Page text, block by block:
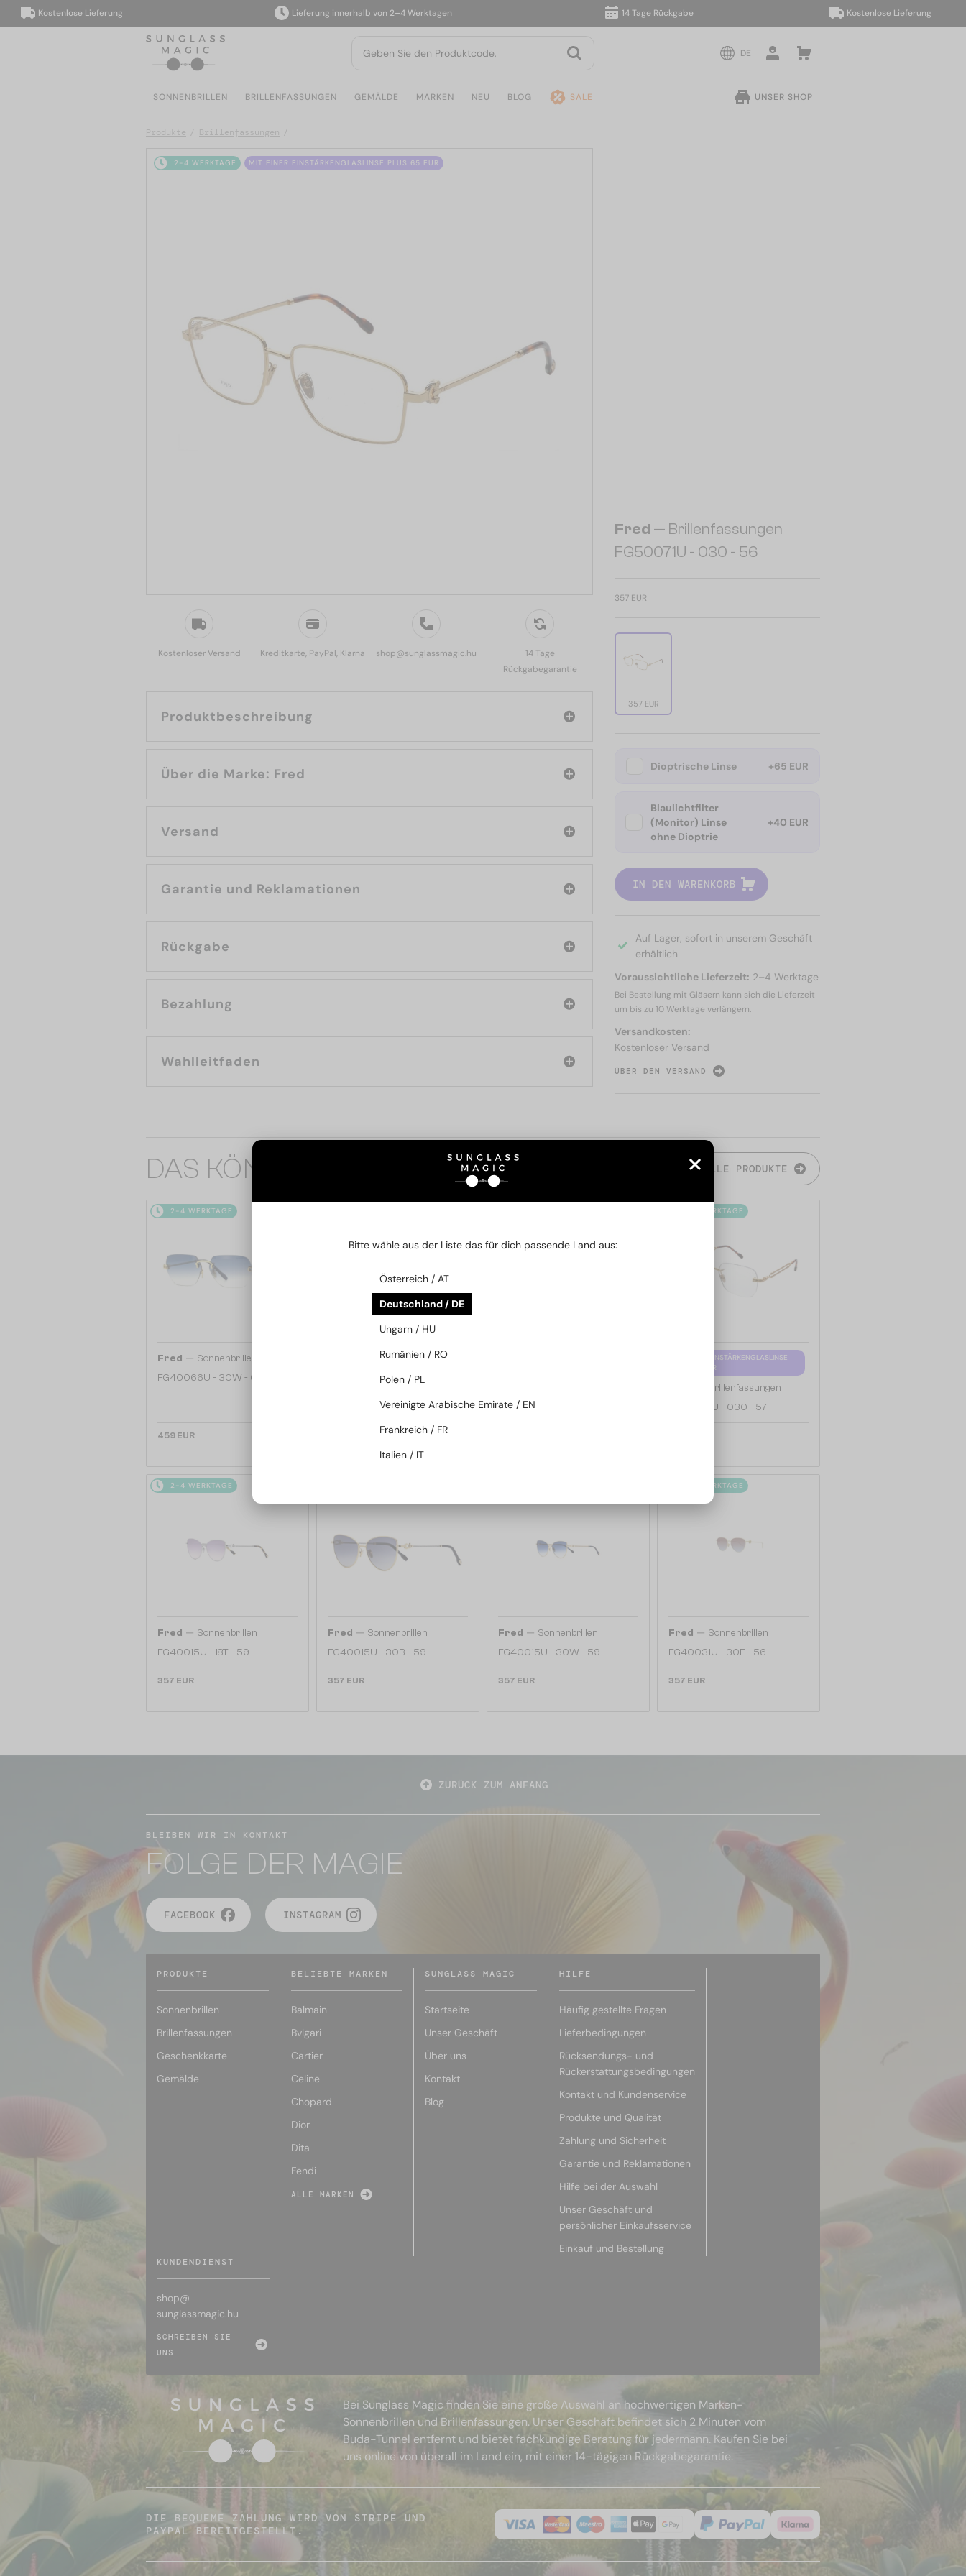
Kostenlose Lieferung Lieferung innerhalb von 2–4 Werktagen 14 Tage Rückgabe Kostenlose Lieferung
DE
SONNENBRILLEN BRILLENFASSUNGEN GEMÄLDE MARKEN NEU BLOG SALE UNSER SHOP
Produkte Brillenfassungen
2-4 WERKTAGE MIT EINER EINSTÄRKENGLASLINSE PLUS 65 EUR
Kostenloser Versand Kreditkarte, PayPal, Klarna shop@sunglassmagic.hu
14 Tage
Rückgabegarantie
Produktbeschreibung
Über die Marke: Fred
Versand
Garantie und Reklamationen
Rückgabe
Bezahlung
Wahlleitfaden
Fred — Brillenfassungen
FG50071U - 030 - 56
357 EUR
357 EUR
Dioptrische Linse +65 EUR
Blaulichtfilter
(Monitor) Linse
ohne Dioptrie
+40 EUR
IN DEN WARENKORB
Auf Lager, sofort in unserem Geschäft
erhältlich
Voraussichtliche Lieferzeit: 2–4 Werktage
Bei Bestellung mit Gläsern kann sich die Lieferzeit
um bis zu 10 Werktage verlängern.
Versandkosten:
Kostenloser Versand
ÜBER DEN VERSAND
DAS KÖNNTE SIE AUCH INTERESSIEREN ALLE PRODUKTE
2-4 WERKTAGE
Fred — Sonnenbrillen
FG40066U - 30W - 60
459 EUR
Sonnenbrillen
FG40064U - 30G - 59
FG50070U - 030 - 57
2-4 WERKTAGE
MIT EINER EINSTÄRKENGLASLINSE
PLUS 65 EUR
Brillenfassungen
FG50074U - 030 - 57
2-4 WERKTAGE
Fred — Sonnenbrillen
FG40015U - 18T - 59
357 EUR
Fred — Sonnenbrillen
FG40015U - 30B - 59
357 EUR
Fred — Sonnenbrillen
FG40015U - 30W - 59
357 EUR
2-4 WERKTAGE
Fred — Sonnenbrillen
FG40031U - 30F - 56
357 EUR
ZURÜCK ZUM ANFANG
BLEIBEN WIR IN KONTAKT
FOLGE DER MAGIE
FACEBOOK INSTAGRAM
PRODUKTE
Sonnenbrillen
Brillenfassungen
Geschenkkarte
Gemälde
BELIEBTE MARKEN
Balmain
Bvlgari
Cartier
Celine
Chopard
Dior
Dita
Fendi
ALLE MARKEN
SUNGLASS MAGIC
Startseite
Unser Geschäft
Über uns
Kontakt
Blog
HILFE
Häufig gestellte Fragen
Lieferbedingungen
Rücksendungs- und
Rückerstattungsbedingungen
Kontakt und Kundenservice
Produkte und Qualität
Zahlung und Sicherheit
Garantie und Reklamationen
Hilfe bei der Auswahl
Unser Geschäft und
persönlicher Einkaufsservice
Einkauf und Bestellung
KUNDENDIENST
shop@
sunglassmagic.hu
SCHREIBEN SIE
UNS
Bei Sunglass Magic finden Sie eine große Auswahl an hochwertigen Marken-
Sonnenbrillen und Brillenfassungen. Unser Geschäft befindet sich 2 Minuten vom
Buda-Tunnel entfernt und bietet fachkundige Beratung für jedermann. Kaufen Sie bei
uns online von überall im Land ein, mit einer 14-tägigen Rückgabegarantie.
DIE BEQUEME ZAHLUNG WIRD VON STRIPE UND
PAYPAL BEREITGESTELLT.
Bitte wähle aus der Liste das für dich passende Land aus:
Österreich / AT
Deutschland / DE
Ungarn / HU
Rumänien / RO
Polen / PL
Vereinigte Arabische Emirate / EN
Frankreich / FR
Italien / IT